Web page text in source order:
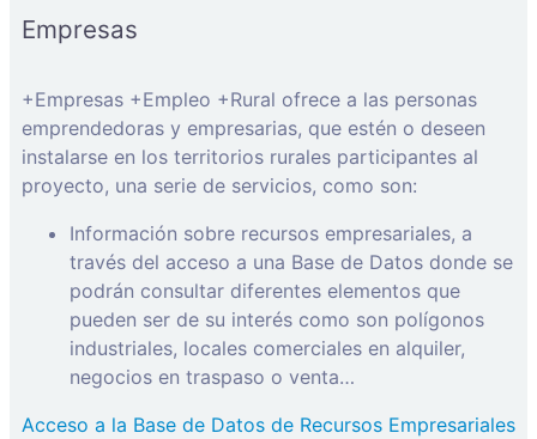
Empresas
+Empresas +Empleo +Rural ofrece a las personas
emprendedoras y empresarias, que estén o deseen
instalarse en los territorios rurales participantes al
proyecto, una serie de servicios, como son:
Información sobre recursos empresariales, a
través del acceso a una Base de Datos donde se
podrán consultar diferentes elementos que
pueden ser de su interés como son polígonos
industriales, locales comerciales en alquiler,
negocios en traspaso o venta…
Acceso a la Base de Datos de Recursos Empresariales